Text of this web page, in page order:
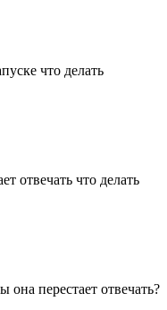
что делать
отвечать что делать
она перестает отвечать?